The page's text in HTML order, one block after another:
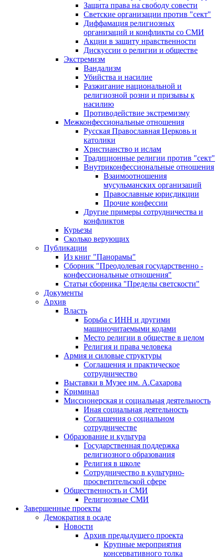
Защита права на свободу совести
Светские организации против "сект"
Диффамация религиозных
организаций и конфликты со СМИ
Акции в защиту нравственности
Дискуссии о религии и обществе
Экстремизм
Вандализм
Убийства и насилие
Разжигание национальной и
религиозной розни и призывы к
насилию
Противодействие экстремизму
Межконфессиональные отношения
Русская Православная Церковь и
католики
Христианство и ислам
Традиционные религии против "сект"
Внутриконфессиональные отношения
Взаимоотношения
мусульманских организаций
Православные юрисдикции
Прочие конфессии
Другие примеры сотрудничества и
конфликтов
Курьезы
Сколько верующих
Публикации
Из книг "Панорамы"
Сборник "Преодолевая государственно -
конфессиональные отношения"
Статьи сборника "Пределы светскости"
Документы
Архив
Власть
Борьба с ИНН и другими
машиночитаемыми кодами
Место религии в обществе в целом
Религия и права человека
Армия и силовые структуры
Соглашения и практическое
сотрудничество
Выставки в Музее им. А.Сахарова
Криминал
Миссионерская и социальная деятельность
Иная социальная деятельность
Соглашения о социальном
сотрудничестве
Образование и культура
Государственная поддержка
религиозного образования
Религия в школе
Сотрудничество в культурно-
просветительской сфере
Общественность и СМИ
Религиозные СМИ
Завершенные проекты
Демократия в осаде
Новости
Архив предыдущего проекта
Крупные мероприятия
консервативного толка